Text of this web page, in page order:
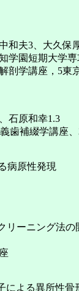
夫3、大久保
学園短期大学
学講座，5東
石原和幸1.3
歯補綴学講座
病原性発現
リーニング法の
による異所性骨